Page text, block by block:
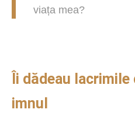
viața mea?
Îi dădeau
imnul